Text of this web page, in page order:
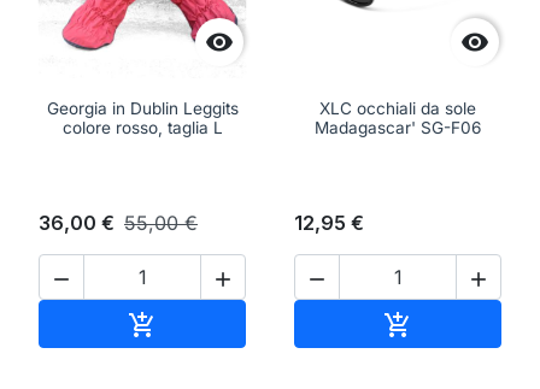

Georgia in Dublin Leggits
colore rosso, taglia L
36,00 € 55,00 €
 


XLC occhiali da sole
Madagascar' SG-F06
12,95 €
 
